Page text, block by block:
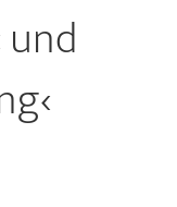
und